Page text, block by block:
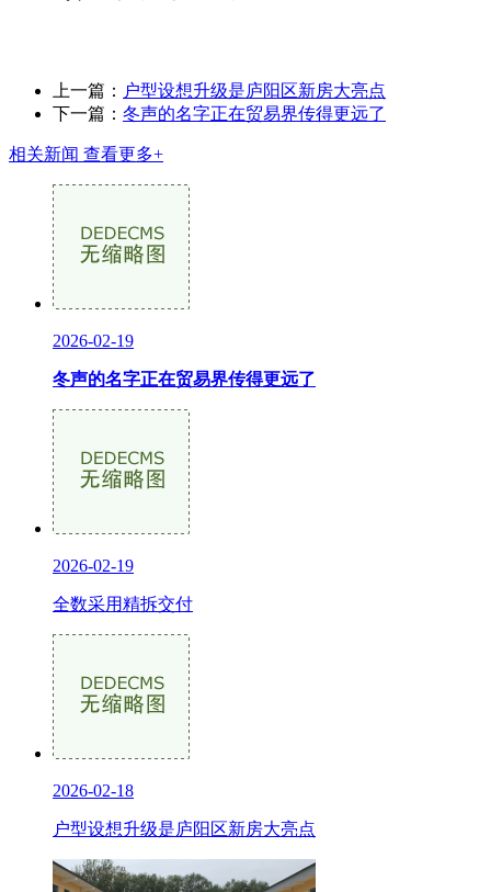
上一篇： 户型设想升级是庐阳区新房大亮点
下一篇： 冬声的名字正在贸易界传得更远了
相关新闻 查看更多+
2026-02-19
冬声的名字正在贸易界传得更远了
2026-02-19
全数采用精拆交付
2026-02-18
户型设想升级是庐阳区新房大亮点